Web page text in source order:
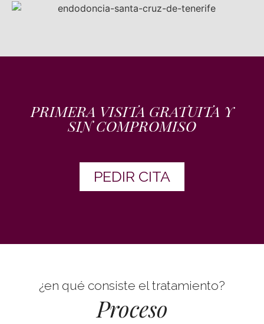
PRIMERA VISITA GRATUITA Y
SIN COMPROMISO
PEDIR CITA
¿en qué consiste el tratamiento?
Proceso